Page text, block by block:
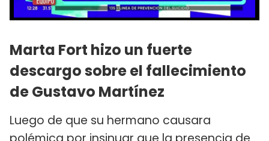
Marta Fort hizo un fuerte
descargo sobre el fallecimiento
de Gustavo Martínez
Luego de que su hermano causara